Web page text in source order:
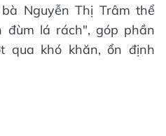
Nguyễn Thị Trâm thể
lá rách", góp phần
qua khó khăn, ổn định